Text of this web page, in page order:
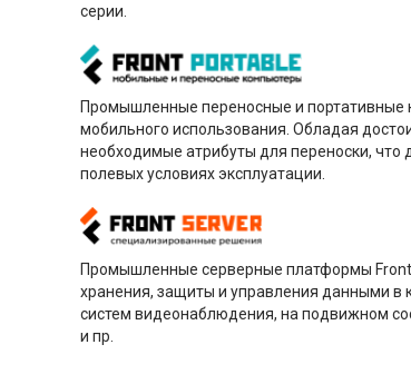
серии.
Промышленные переносные и
мобильного использования. Обладая
необходимые атрибуты для переноски,
полевых условиях эксплуатации.
Промышленные серверные платформы
хранения, защиты и управления данными в
систем видеонаблюдения, на подвижном
и пр.